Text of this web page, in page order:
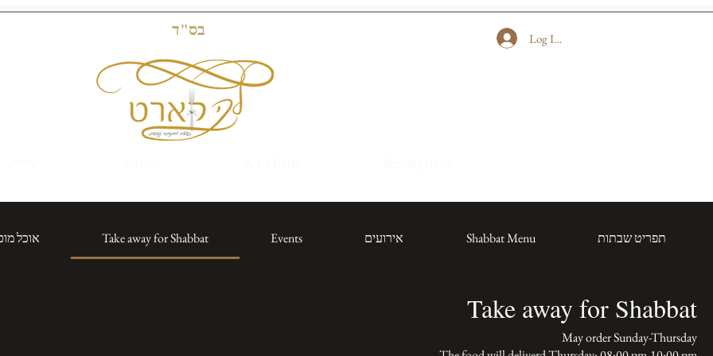
בס"ד
תפריט שבתות Shabbat Menu אירועים Events
Take away for Shabbat אוכל
Take away for Shabbat